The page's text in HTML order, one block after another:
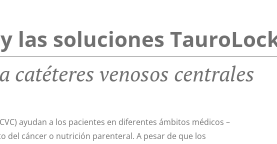
las soluciones
catéteres venosos centrales
ayudan a los pacientes en diferentes ámbitos médicos –
del cáncer o nutrición parenteral. A pesar de que los